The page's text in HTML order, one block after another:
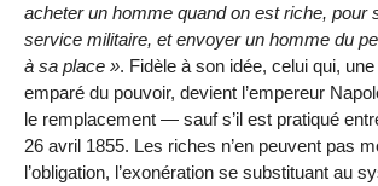
acheter un homme quand on est riche, pour
service militaire, et envoyer un homme du
à sa place
. Fidèle à son idée, celui qui,
emparé du pouvoir, devient l’empereur
le remplacement — sauf s’il est pratiqué
26 avril 1855. Les riches n’en peuvent pas
l’obligation, l’exonération se substituant au